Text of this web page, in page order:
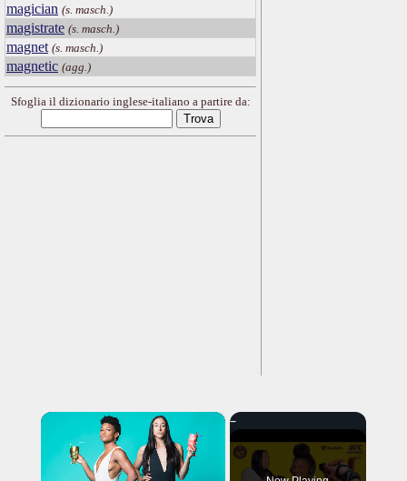
magician (s. masch.)
magistrate (s. masch.)
magnet (s. masch.)
magnetic (agg.)
Sfoglia il dizionario inglese-italiano a partire da:
×